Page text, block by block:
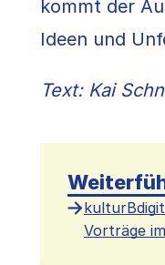
kommt der
Ideen und
Text: Kai
Vorträge